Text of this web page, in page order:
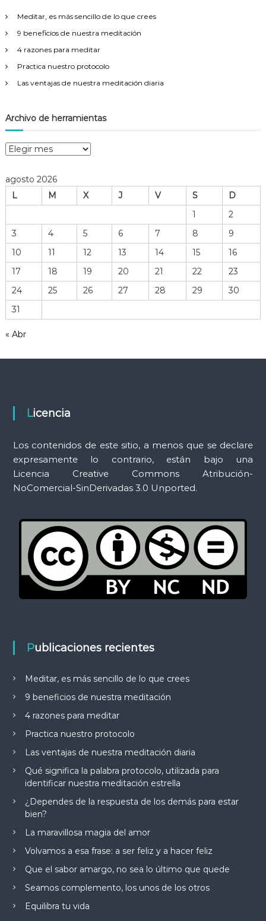
:
Meditar, es más sencillo de lo que crees
9 beneficios de nuestra meditación
4 razones para meditar
Practica nuestro protocolo
Las ventajas de nuestra meditación diaria
Archivo de herramientas
A
h
o
h
r
r
m
i
n
agosto 2026
L
M X J V S
D
1
2
3
4 5 6 7 8
9
10
11 12 13 14 15
16
17
18 19 20 21 22
23
24
25 26 27 28 29
30
31
« Abr
Licencia
Los contenidos de este sitio, a menos que se declare
expresamente lo contrario, están bajo una
Licencia Creative Commons Atribución-
NoComercial-SinDerivadas 3.0 Unported.
Publicaciones recientes
Meditar, es más sencillo de lo que crees
9 beneficios de nuestra meditación
4 razones para meditar
Practica nuestro protocolo
Las ventajas de nuestra meditación diaria
Qué significa la palabra protocolo, utilizada para
identificar nuestra meditación estrella
¿Dependes de la respuesta de los demás para estar
bien?
La maravillosa magia del amor
Volvamos a esa frase: a ser feliz y a hacer feliz
Que el sabor amargo, no sea lo último que quede
Seamos complemento, los unos de los otros
Equilibra tu vida